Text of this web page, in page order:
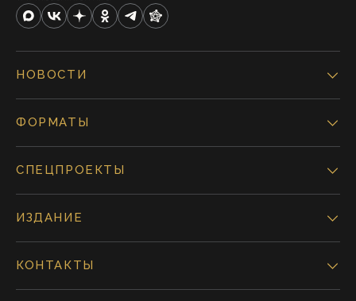
НОВОСТИ
ФОРМАТЫ
СПЕЦПРОЕКТЫ
ИЗДАНИЕ
КОНТАКТЫ